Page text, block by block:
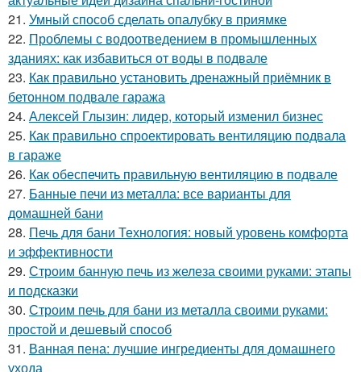
21. Умный способ сделать опалубку в приямке
22. Проблемы с водоотведением в промышленных
зданиях: как избавиться от воды в подвале
23. Как правильно установить дренажный приёмник в
бетонном подвале гаража
24. Алексей Глызин: лидер, который изменил бизнес
25. Как правильно спроектировать вентиляцию подвала
в гараже
26. Как обеспечить правильную вентиляцию в подвале
27. Банные печи из металла: все варианты для
домашней бани
28. Печь для бани Технология: новый уровень комфорта
и эффективности
29. Строим банную печь из железа своими руками: этапы
и подсказки
30. Строим печь для бани из металла своими руками:
простой и дешевый способ
31. Ванная пена: лучшие ингредиенты для домашнего
ухода